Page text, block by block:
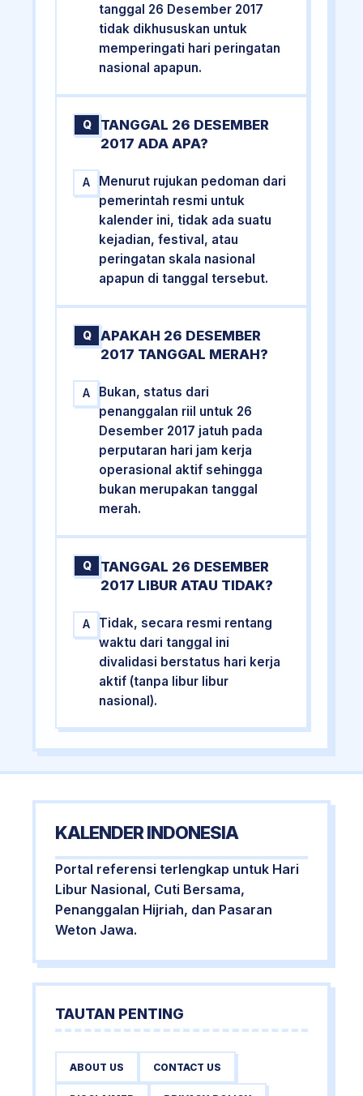
tanggal 26 Desember 2017
tidak dikhususkan untuk
memperingati hari peringatan
nasional apapun.
Q
TANGGAL 26 DESEMBER
2017 ADA APA?
A
Menurut rujukan pedoman dari
pemerintah resmi untuk
kalender ini, tidak ada suatu
kejadian, festival, atau
peringatan skala nasional
apapun di tanggal tersebut.
Q
APAKAH 26 DESEMBER
2017 TANGGAL MERAH?
A
Bukan, status dari
penanggalan riil untuk 26
Desember 2017 jatuh pada
perputaran hari jam kerja
operasional aktif sehingga
bukan merupakan tanggal
merah.
Q
TANGGAL 26 DESEMBER
2017 LIBUR ATAU TIDAK?
A
Tidak, secara resmi rentang
waktu dari tanggal ini
divalidasi berstatus hari kerja
aktif (tanpa libur libur
nasional).
KALENDER INDONESIA
Portal referensi terlengkap untuk Hari
Libur Nasional, Cuti Bersama,
Penanggalan Hijriah, dan Pasaran
Weton Jawa.
TAUTAN PENTING
ABOUT US CONTACT US